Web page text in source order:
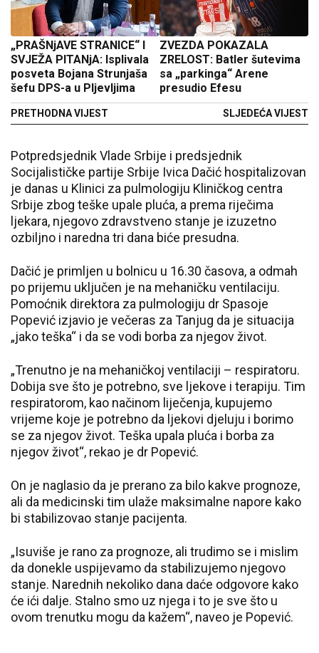
„PRAŠNjAVE STRANICE“ I
SVJEŽA PITANjA: Isplivala
posveta Bojana Strunjaša
šefu DPS-a u Pljevljima
PRETHODNA VIJEST
ZVEZDA POKAZALA
ZRELOST: Batler šutevima
sa „parkinga“ Arene
presudio Efesu
SLJEDEĆA VIJEST
Potpredsjednik Vlade Srbije i predsjednik
Socijalističke partije Srbije Ivica Dačić hospitalizovan
je danas u Klinici za pulmologiju Kliničkog centra
Srbije zbog teške upale pluća, a prema riječima
ljekara, njegovo zdravstveno stanje je izuzetno
ozbiljno i naredna tri dana biće presudna.
Dačić je primljen u bolnicu u 16.30 časova, a odmah
po prijemu uključen je na mehaničku ventilaciju.
Pomoćnik direktora za pulmologiju dr Spasoje
Popević izjavio je večeras za Tanjug da je situacija
„jako teška“ i da se vodi borba za njegov život.
„Trenutno je na mehaničkoj ventilaciji – respiratoru.
Dobija sve što je potrebno, sve ljekove i terapiju. Tim
respiratorom, kao načinom liječenja, kupujemo
vrijeme koje je potrebno da ljekovi djeluju i borimo
se za njegov život. Teška upala pluća i borba za
njegov život“, rekao je dr Popević.
On je naglasio da je prerano za bilo kakve prognoze,
ali da medicinski tim ulaže maksimalne napore kako
bi stabilizovao stanje pacijenta.
„Isuviše je rano za prognoze, ali trudimo se i mislim
da donekle uspijevamo da stabilizujemo njegovo
stanje. Narednih nekoliko dana daće odgovore kako
će ići dalje. Stalno smo uz njega i to je sve što u
ovom trenutku mogu da kažem“, naveo je Popević.